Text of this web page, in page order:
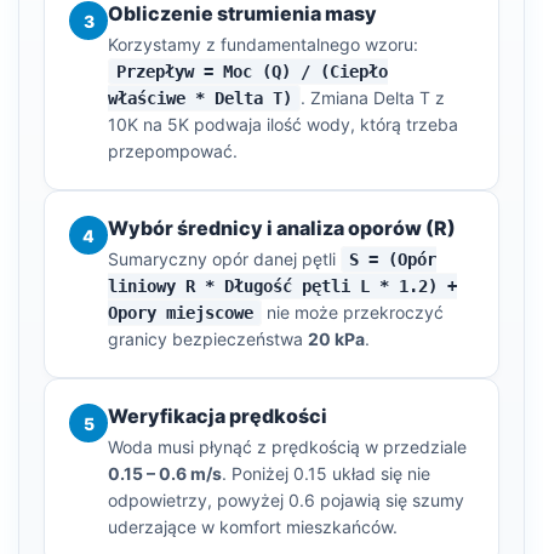
3 Obliczenie strumienia masy
Korzystamy z fundamentalnego wzoru:
Przepływ = Moc (Q) / (Ciepło
właściwe * Delta T)
. Zmiana Delta T z
10K na 5K podwaja ilość wody, którą trzeba
przepompować.
4 Wybór średnicy i analiza oporów (R)
Sumaryczny opór danej pętli
S = (Opór
liniowy R * Długość pętli L * 1.2) +
Opory miejscowe
nie może przekroczyć
granicy bezpieczeństwa 20 kPa.
5 Weryfikacja prędkości
Woda musi płynąć z prędkością w przedziale
0.15 – 0.6 m/s. Poniżej 0.15 układ się nie
odpowietrzy, powyżej 0.6 pojawią się szumy
uderzające w komfort mieszkańców.